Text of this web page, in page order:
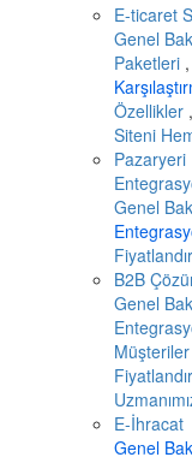
E-ticaret
Genel
Paketleri ,
Özellikler ,
Siteni
Pazaryeri
Genel
B2B
Genel
Müşteriler
E-İhracat
Genel